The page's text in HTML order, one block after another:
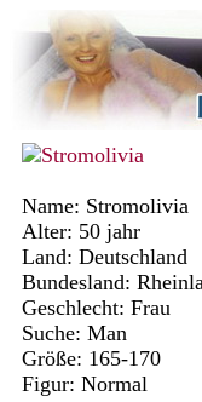
Name: Stromolivia
Alter: 50 jahr
Land: Deutschland
Bundesland:
Geschlecht: Frau
Suche: Man
Größe: 165-170
Figur: Normal